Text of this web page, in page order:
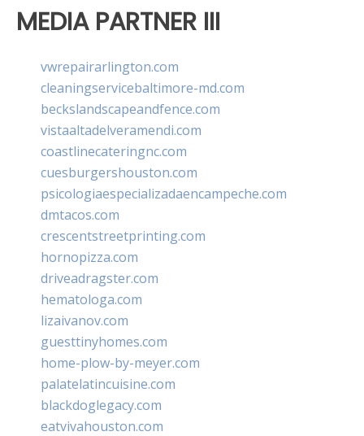
MEDIA PARTNER III
vwrepairarlington.com
cleaningservicebaltimore-md.com
beckslandscapeandfence.com
vistaaltadelveramendi.com
coastlinecateringnc.com
cuesburgershouston.com
psicologiaespecializadaencampeche.com
dmtacos.com
crescentstreetprinting.com
hornopizza.com
driveadragster.com
hematologa.com
lizaivanov.com
guesttinyhomes.com
home-plow-by-meyer.com
palatelatincuisine.com
blackdoglegacy.com
eatvivahouston.com